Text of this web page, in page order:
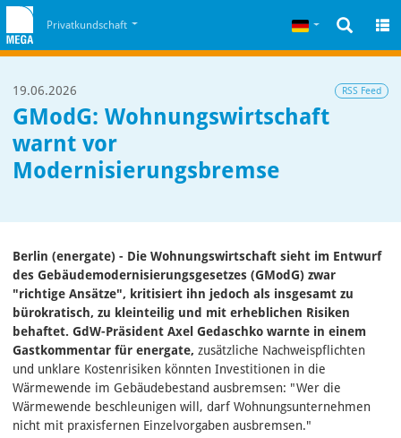
Zum Cookiehinweis
Privatkundschaft Deutsch
19.06.2026 RSS Feed
GModG: Wohnungswirtschaft
warnt vor
Modernisierungsbremse
Berlin (energate) - Die Wohnungswirtschaft sieht im Entwurf
des Gebäudemodernisierungsgesetzes (GModG) zwar
"richtige Ansätze", kritisiert ihn jedoch als insgesamt zu
bürokratisch, zu kleinteilig und mit erheblichen Risiken
behaftet. GdW-Präsident Axel Gedaschko warnte in einem
Gastkommentar für energate, zusätzliche Nachweispflichten
und unklare Kostenrisiken könnten Investitionen in die
Wärmewende im Gebäudebestand ausbremsen: "Wer die
Wärmewende beschleunigen will, darf Wohnungsunternehmen
nicht mit praxisfernen Einzelvorgaben ausbremsen."